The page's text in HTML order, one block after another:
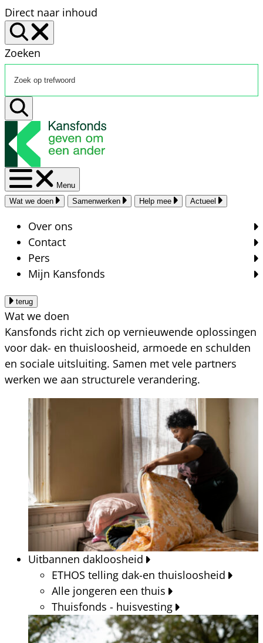
Direct naar inhoud
Zoeken
Menu
Wat we doen
Samenwerken Help mee Actueel
Over ons
Contact
Pers
Mijn Kansfonds
terug
Wat we doen
Kansfonds richt zich op vernieuwende oplossingen
voor dak- en thuisloosheid, armoede en schulden
en sociale uitsluiting. Samen met vele partners
werken we aan structurele verandering.
Uitbannen dakloosheid
ETHOS telling dak-en thuisloosheid
Alle jongeren een thuis
Thuisfonds - huisvesting